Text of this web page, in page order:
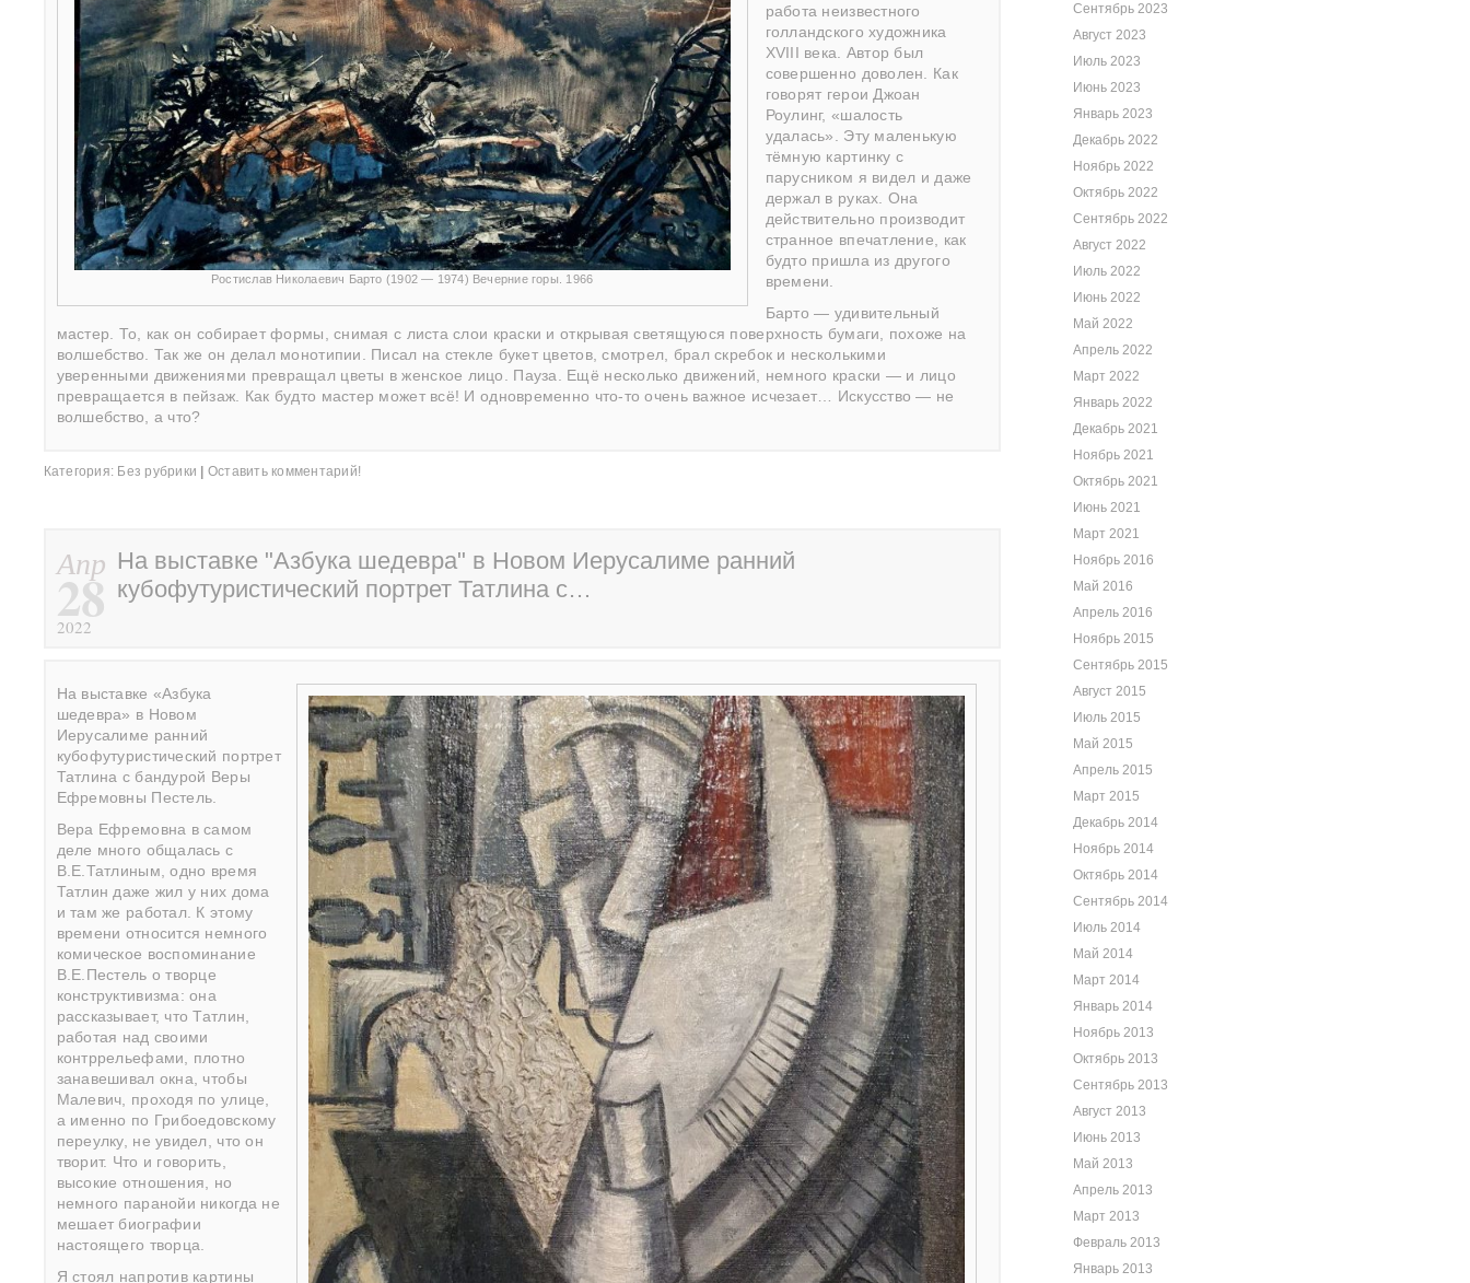
Ростислав Николаевич Барто (1902 — 1974) Вечерние горы. 1966
работа неизвестного
голландского художника
ХVIII века. Автор был
совершенно доволен. Как
говорят герои Джоан
Роулинг, «шалость
удалась». Эту маленькую
тёмную картинку с
парусником я видел и даже
держал в руках. Она
действительно производит
странное впечатление, как
будто пришла из другого
времени.
Барто — удивительный
мастер. То, как он собирает формы, снимая с листа слои краски и открывая светящуюся поверхность бумаги, похоже на
волшебство. Так же он делал монотипии. Писал на стекле букет цветов, смотрел, брал скребок и несколькими
уверенными движениями превращал цветы в женское лицо. Пауза. Ещё несколько движений, немного краски — и лицо
превращается в пейзаж. Как будто мастер может всё! И одновременно что-то очень важное исчезает… Искусство — не
волшебство, а что?
Категория: Без рубрики Оставить комментарий!
Апр
28
2022
На выставке "Азбука шедевра" в Новом Иерусалиме ранний
кубофутуристический портрет Татлина с…
На выставке «Азбука
шедевра» в Новом
Иерусалиме ранний
кубофутуристический портрет
Татлина с бандурой Веры
Ефремовны Пестель.
Вера Ефремовна в самом
деле много общалась с
В.Е.Татлиным, одно время
Татлин даже жил у них дома
и там же работал. К этому
времени относится немного
комическое воспоминание
В.Е.Пестель о творце
конструктивизма: она
рассказывает, что Татлин,
работая над своими
контррельефами, плотно
занавешивал окна, чтобы
Малевич, проходя по улице,
а именно по Грибоедовскому
переулку, не увидел, что он
творит. Что и говорить,
высокие отношения, но
немного паранойи никогда не
мешает биографии
настоящего творца.
Я стоял напротив картины
Сентябрь 2023
Август 2023
Июль 2023
Июнь 2023
Январь 2023
Декабрь 2022
Ноябрь 2022
Октябрь 2022
Сентябрь 2022
Август 2022
Июль 2022
Июнь 2022
Май 2022
Апрель 2022
Март 2022
Январь 2022
Декабрь 2021
Ноябрь 2021
Октябрь 2021
Июнь 2021
Март 2021
Ноябрь 2016
Май 2016
Апрель 2016
Ноябрь 2015
Сентябрь 2015
Август 2015
Июль 2015
Май 2015
Апрель 2015
Март 2015
Декабрь 2014
Ноябрь 2014
Октябрь 2014
Сентябрь 2014
Июль 2014
Май 2014
Март 2014
Январь 2014
Ноябрь 2013
Октябрь 2013
Сентябрь 2013
Август 2013
Июнь 2013
Май 2013
Апрель 2013
Март 2013
Февраль 2013
Январь 2013